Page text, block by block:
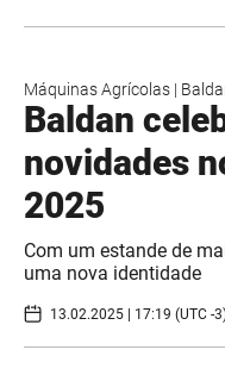
Máquinas Agrícolas |
Baldan
novidades
2025
Com um estande de
uma nova identidade
13.02.2025 | 17:19 (UTC -